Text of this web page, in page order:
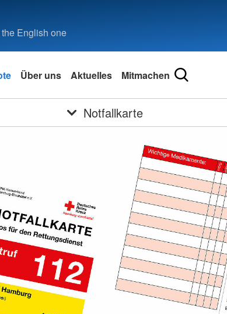
English one
Über uns Aktuelles Mitmachen
Notfallkarte